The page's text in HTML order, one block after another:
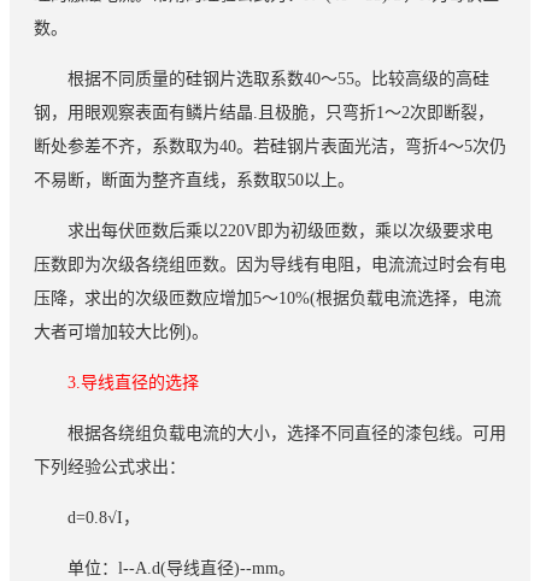
数。
根据不同质量的硅钢片选取系数40～55。比较高级的高硅
钢，用眼观察表面有鳞片结晶.且极脆，只弯折1～2次即断裂，
断处参差不齐，系数取为40。若硅钢片表面光洁，弯折4～5次仍
不易断，断面为整齐直线，系数取50以上。
求出每伏匝数后乘以220V即为初级匝数，乘以次级要求电
压数即为次级各绕组匝数。因为导线有电阻，电流流过时会有电
压降，求出的次级匝数应增加5～10%(根据负载电流选择，电流
大者可增加较大比例)。
3.导线直径的选择
根据各绕组负载电流的大小，选择不同直径的漆包线。可用
下列经验公式求出：
d=0.8√I，
单位：l--A.d(导线直径)--mm。